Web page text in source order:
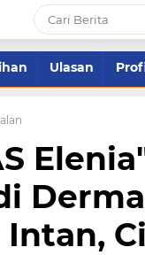
Ulasan